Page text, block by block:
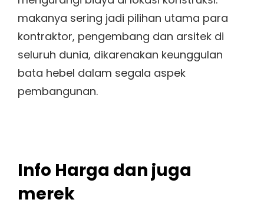
makanya sering jadi pilihan utama para
kontraktor, pengembang dan arsitek di
seluruh dunia, dikarenakan keunggulan
bata hebel dalam segala aspek
pembangunan.
Info Harga dan juga
merek